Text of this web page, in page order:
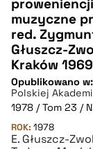
pobierz
BIBTEX
pobierz
muzyczne
red.
Głuszcz-
Kraków
Opublikowano w:
Polskiej
1978 / Tom 23 /
ROK: 1978
E. Głuszcz-